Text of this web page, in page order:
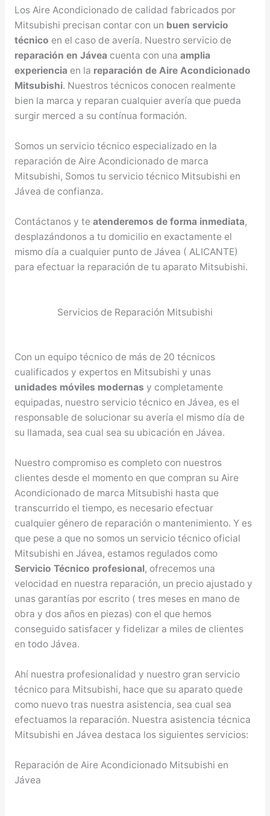
Los Aire Acondicionado de calidad fabricados por
Mitsubishi precisan contar con un buen servicio
técnico en el caso de avería. Nuestro servicio de
reparación en Jávea cuenta con una amplia
experiencia en la reparación de Aire Acondicionado
Mitsubishi. Nuestros técnicos conocen realmente
bien la marca y reparan cualquier avería que pueda
surgir merced a su contínua formación.
Somos un servicio técnico especializado en la
reparación de Aire Acondicionado de marca
Mitsubishi, Somos tu servicio técnico Mitsubishi en
Jávea de confianza.
Contáctanos y te atenderemos de forma inmediata,
desplazándonos a tu domicilio en exactamente el
mismo día a cualquier punto de Jávea ( ALICANTE)
para efectuar la reparación de tu aparato Mitsubishi.
Servicios de Reparación Mitsubishi
Con un equipo técnico de más de 20 técnicos
cualificados y expertos en Mitsubishi y unas
unidades móviles modernas y completamente
equipadas, nuestro servicio técnico en Jávea, es el
responsable de solucionar su avería el mismo día de
su llamada, sea cual sea su ubicación en Jávea.
Nuestro compromiso es completo con nuestros
clientes desde el momento en que compran su Aire
Acondicionado de marca Mitsubishi hasta que
transcurrido el tiempo, es necesario efectuar
cualquier género de reparación o mantenimiento. Y es
que pese a que no somos un servicio técnico oficial
Mitsubishi en Jávea, estamos regulados como
Servicio Técnico profesional, ofrecemos una
velocidad en nuestra reparación, un precio ajustado y
unas garantías por escrito ( tres meses en mano de
obra y dos años en piezas) con el que hemos
conseguido satisfacer y fidelizar a miles de clientes
en todo Jávea.
Ahí nuestra profesionalidad y nuestro gran servicio
técnico para Mitsubishi, hace que su aparato quede
como nuevo tras nuestra asistencia, sea cual sea
efectuamos la reparación. Nuestra asistencia técnica
Mitsubishi en Jávea destaca los siguientes servicios:
Reparación de Aire Acondicionado Mitsubishi en
Jávea